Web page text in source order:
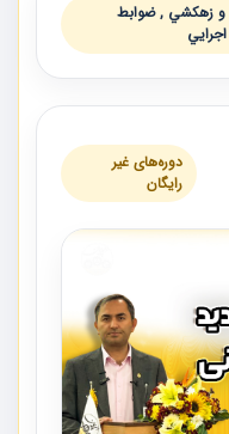
و زهكشي , ضوابط
دوره‌های غیر
رایگان